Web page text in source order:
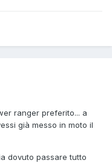
ranger preferito... a
già messo in moto il
dovuto passare tutto